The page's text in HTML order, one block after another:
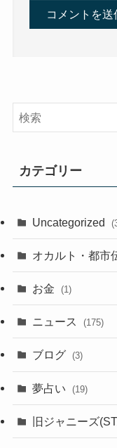
カテゴリー
Uncategorized
オカルト・都市
お金 (1)
ニュース (175)
ブログ (3)
夢占い (19)
旧ジャニーズ